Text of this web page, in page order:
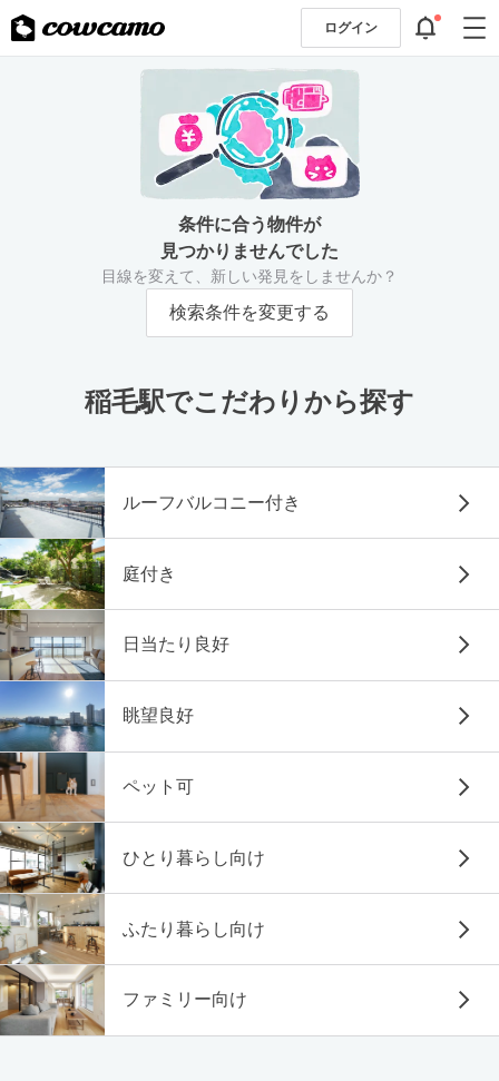
ログイン
条件に合う物件が
見つかりませんでした
目線を変えて、新しい発見をしませんか？
検索条件を変更する
稲毛駅でこだわりから探す
ルーフバルコニー付き
庭付き
日当たり良好
眺望良好
ペット可
ひとり暮らし向け
ふたり暮らし向け
ファミリー向け